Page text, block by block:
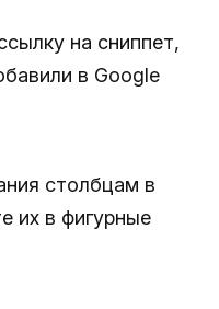
на сниппет,
в Google
столбцам в
их в фигурные